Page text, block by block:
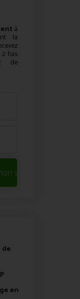
à
la
fois
de
site !
de
en